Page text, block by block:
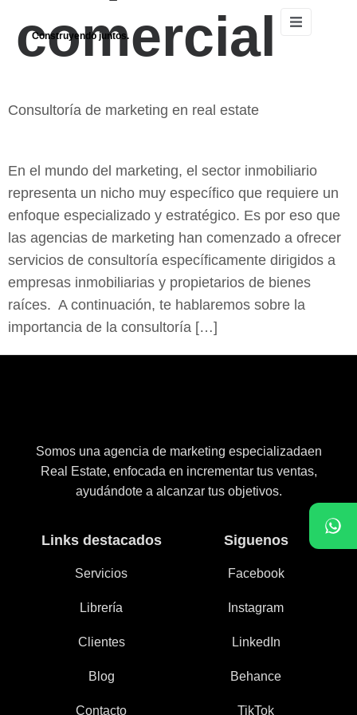
Construyendo juntos.
comercial
Consultoría de marketing en real estate
En el mundo del marketing, el sector inmobiliario
representa un nicho muy específico que requiere un
enfoque especializado y estratégico. Es por eso que
las agencias de marketing han comenzado a ofrecer
servicios de consultoría específicamente dirigidos a
empresas inmobiliarias y propietarios de bienes
raíces. A continuación, te hablaremos sobre la
importancia de la consultoría […]
Somos una agencia de marketing especializadaen
Real Estate, enfocada en incrementar tus ventas,
ayudándote a alcanzar tus objetivos.
Links destacados
Servicios
Librería
Clientes
Blog
Contacto
Siguenos
Facebook
Instagram
LinkedIn
Behance
TikTok